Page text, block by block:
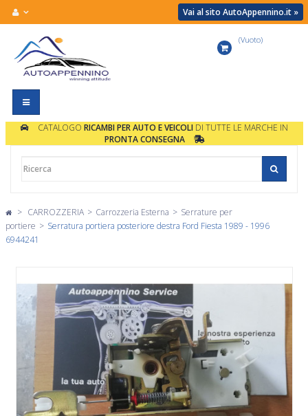
Vai al sito AutoAppennino.it »
Navigazione
Toggle
(Vuoto)
CATALOGO RICAMBI PER AUTO E VEICOLIDI TUTTE LE MARCHE IN
PRONTA CONSEGNA
> CARROZZERIA > Carrozzeria Esterna > Serrature per
portiere > Serratura portiera posteriore destra Ford Fiesta 1989 - 1996
6944241